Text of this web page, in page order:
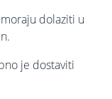
dolaziti u
je dostaviti